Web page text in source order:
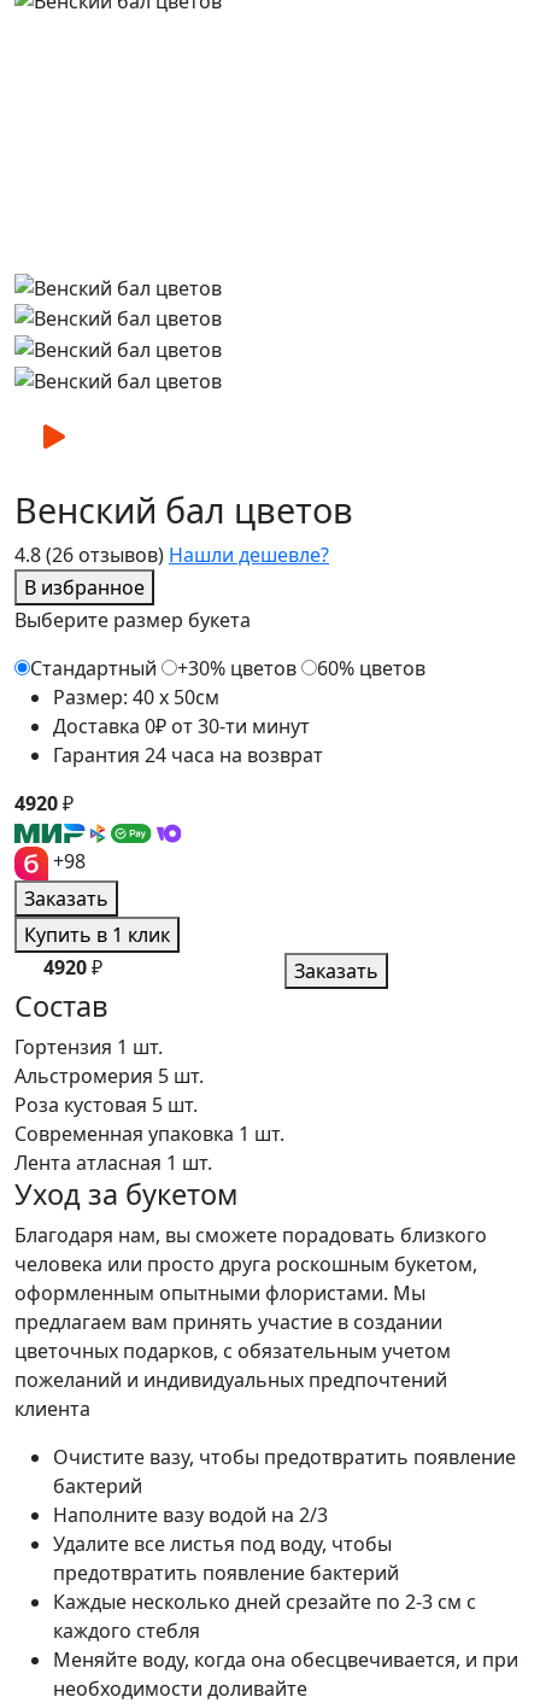
4.8(26 отзывов) Нашли дешевле?
В избранное
Венский бал цветов
Выберите размер букета
Стандартный
+30% цветов
60% цветов
Размер: 40 x 50см
Доставка 0₽ от 30-ти минут
Гарантия 24 часа на возврат
4920₽
+98
Заказать
Купить в 1 клик
4920₽ Заказать
Состав
Гортензия 1 шт.
Альстромерия 5 шт.
Роза кустовая 5 шт.
Современная упаковка 1 шт.
Лента атласная 1 шт.
Уход за букетом
Благодаря нам, вы сможете порадовать близкого
человека или просто друга роскошным букетом,
оформленным опытными флористами. Мы
предлагаем вам принять участие в создании
цветочных подарков, с обязательным учетом
пожеланий и индивидуальных предпочтений
клиента
Очистите вазу, чтобы предотвратить появление
бактерий
Наполните вазу водой на 2/3
Удалите все листья под воду, чтобы
предотвратить появление бактерий
Каждые несколько дней срезайте по 2-3 см с
каждого стебля
Меняйте воду, когда она обесцвечивается, и при
необходимости доливайте